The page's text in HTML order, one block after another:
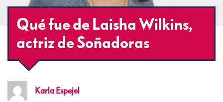
Qué fue de Laisha Wilkins,
actriz de Soñadoras
Karla Espejel